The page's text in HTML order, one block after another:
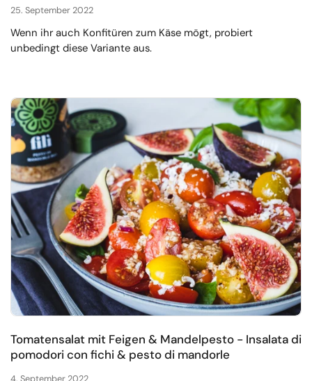
25. September 2022
Wenn ihr auch Konfitüren zum Käse mögt, probiert
unbedingt diese Variante aus.
Tomatensalat mit Feigen & Mandelpesto - Insalata di
pomodori con fichi & pesto di mandorle
4. September 2022